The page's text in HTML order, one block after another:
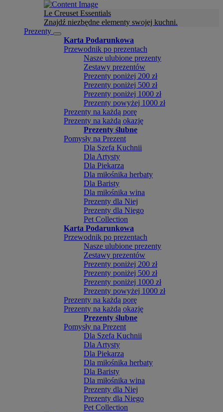
Le Creuset Essentials
Znajdź niezbędne elementy swojej kuchni.
Prezenty
Karta Podarunkowa
Przewodnik po prezentach
Nasze ulubione prezenty
Zestawy prezentów
Prezenty poniżej 200 zł
Prezenty poniżej 500 zł
Prezenty poniżej 1000 zł
Prezenty powyżej 1000 zł
Prezenty na każdą porę
Prezenty na każdą okazję
Prezenty ślubne
Pomysły na Prezent
Dla Szefa Kuchnii
Dla Artysty
Dla Piekarza
Dla miłośnika herbaty
Dla Baristy
Dla miłośnika wina
Prezenty dla Niej
Prezenty dla Niego
Pet Collection
Karta Podarunkowa
Przewodnik po prezentach
Nasze ulubione prezenty
Zestawy prezentów
Prezenty poniżej 200 zł
Prezenty poniżej 500 zł
Prezenty poniżej 1000 zł
Prezenty powyżej 1000 zł
Prezenty na każdą porę
Prezenty na każdą okazję
Prezenty ślubne
Pomysły na Prezent
Dla Szefa Kuchnii
Dla Artysty
Dla Piekarza
Dla miłośnika herbaty
Dla Baristy
Dla miłośnika wina
Prezenty dla Niej
Prezenty dla Niego
Pet Collection